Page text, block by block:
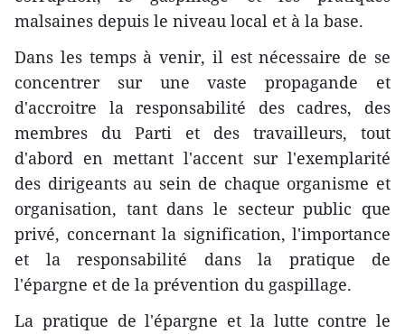
malsaines depuis le niveau local et à la base.
Dans les temps à venir, il est nécessaire de se
concentrer sur une vaste propagande et
d'accroitre la responsabilité des cadres, des
membres du Parti et des travailleurs, tout
d'abord en mettant l'accent sur l'exemplarité
des dirigeants au sein de chaque organisme et
organisation, tant dans le secteur public que
privé, concernant la signification, l'importance
et la responsabilité dans la pratique de
l'épargne et de la prévention du gaspillage.
La pratique de l'épargne et la lutte contre le